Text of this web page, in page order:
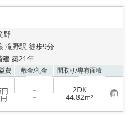
り
野
滝野駅 徒歩9分
建 築21年
費 敷金/礼金 間取り/専有面積
－
－
2DK
44.82m² お
気
に